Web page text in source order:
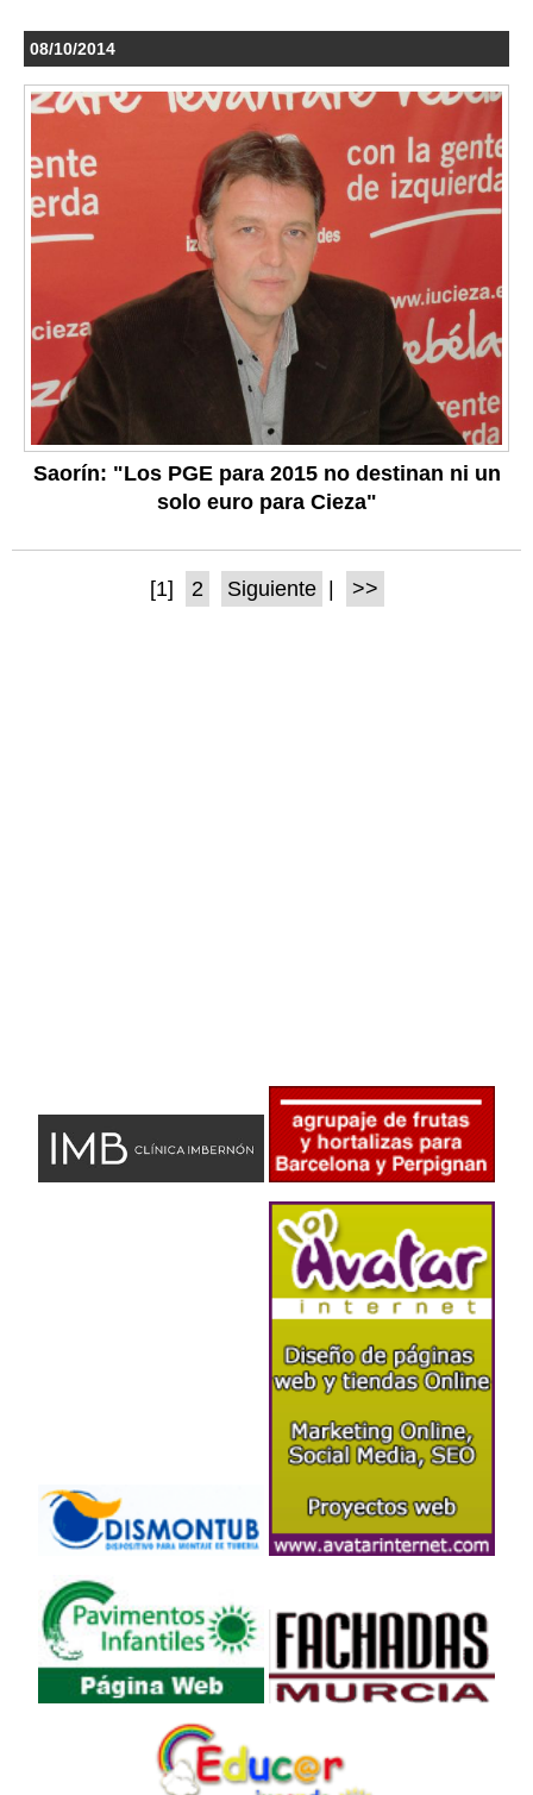
08/10/2014
Saorín: "Los PGE para 2015 no destinan ni un
solo euro para Cieza"
[1] 2 Siguiente >>